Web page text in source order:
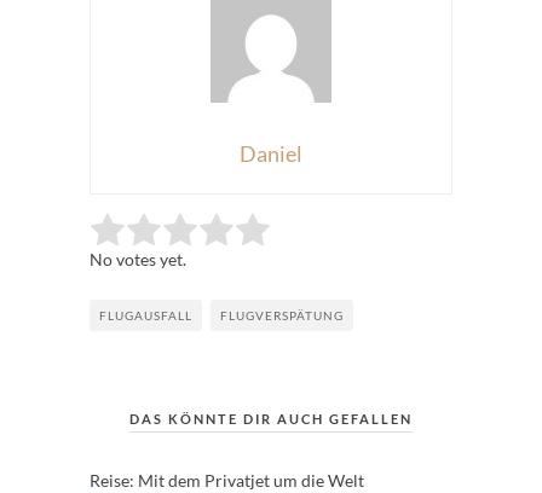
Daniel
Rate this item: Submit Rating
No votes yet.
FLUGAUSFALL FLUGVERSPÄTUNG
DAS KÖNNTE DIR AUCH GEFALLEN
Reise: Mit dem Privatjet um die Welt